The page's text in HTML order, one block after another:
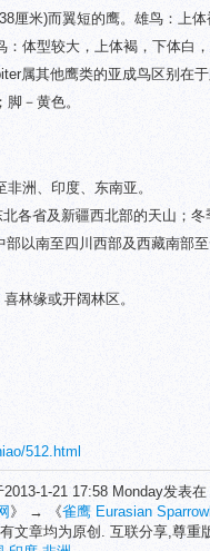
厘米)而翼短的鹰。雄鸟：上
体型较大，上体褐，下体白
属其他鹰类的亚成鸟区别在于
－黄色。
洲、印度、东南亚。
各省及新疆西北部的天山；
以南至四川西部及西藏南部
林缘或开阔林区。
512.html
1-21 17:58 Monday发表在
》 → 《雀鹰 Eurasian
文章均为原创. 互联分享,尊重